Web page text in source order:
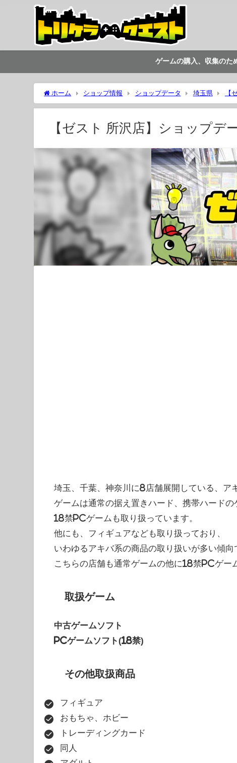
ゲームの購入、収集のた
ホーム ショップ情報 ショップデータ 埼玉県 【
【ゼスト 所沢店】ショップデ
埼玉、千葉、神奈川に8店舗展開している、ア
ゲームは通常の据え置きハード、携帯ハードの
18禁PCゲームも取り扱っています。
他にも、フィギュアなども取り扱っており、
いわゆるアキバ系の商品の取り扱いが多い傾向
こちらの店舗も通常ゲームの他に18禁PCゲー
取扱ゲーム
中古ゲームソフト
PCゲームソフト(18禁)
その他取扱商品
フィギュア
おもちゃ、ホビー
トレーディングカード
同人